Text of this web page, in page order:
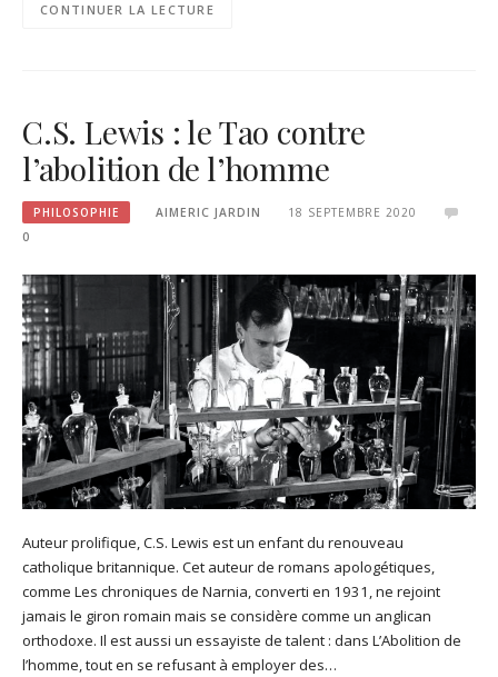
CONTINUER LA LECTURE
C.S. Lewis : le Tao contre
l’abolition de l’homme
PHILOSOPHIE AIMERIC JARDIN
18 SEPTEMBRE 2020
0
Auteur prolifique, C.S. Lewis est un enfant du renouveau
catholique britannique. Cet auteur de romans apologétiques,
comme Les chroniques de Narnia, converti en 1931, ne rejoint
jamais le giron romain mais se considère comme un anglican
orthodoxe. Il est aussi un essayiste de talent : dans L’Abolition de
l’homme, tout en se refusant à employer des…